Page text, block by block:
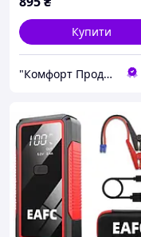
Купити
"Комфорт Продукт"